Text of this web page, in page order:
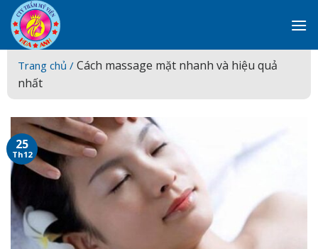
Skip
to
content
Trang chủ / Cách massage mặt nhanh và hiệu quả
nhất
25
Th12